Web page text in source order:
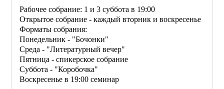
Рабочее собрание: 1 и 3 суббота в 19:00
Открытое собрание - каждый вторник и воскресенье
Форматы собрания:
Понедельник - "Бочонки"
Среда - "Литературный вечер"
Пятница - спикерское собрание
Суббота - "Коробочка"
Воскресенье в 19:00 семинар